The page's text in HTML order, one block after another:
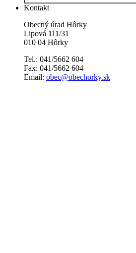
Kontakt
Obecný úrad Hôrky
Lipová 111/31
010 04 Hôrky
Tel.: 041/5662 604
Fax: 041/5662 604
Email: obec@obechorky.sk